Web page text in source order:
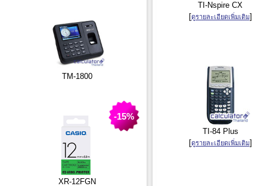
TM-1800
XR-12FGN
-15%
TI-Nspire CX
[ดูรายละเอียดเพิ่มเติม]
TI-84 Plus
[ดูรายละเอียดเพิ่มเติม]